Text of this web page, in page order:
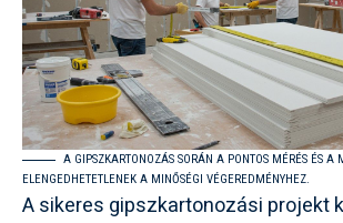
A GIPSZKARTONOZÁS SORÁN A PONTOS MÉRÉS ÉS A
ELENGEDHETETLENEK A MINŐSÉGI VÉGEREDMÉNYHEZ.
A sikeres gipszkartonozási projekt